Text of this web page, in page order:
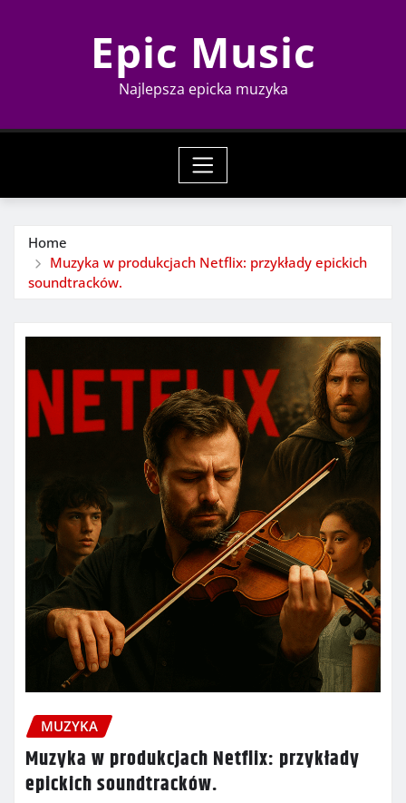
Epic Music
Najlepsza epicka muzyka
Home
Muzyka w produkcjach Netflix: przykłady epickich
soundtracków.
MUZYKA
Muzyka w produkcjach Netflix: przykłady
epickich soundtracków.